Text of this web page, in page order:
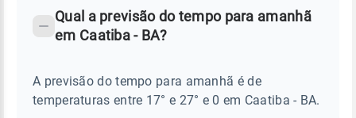
CAATIBA
Perguntas
sobre
chuva
Qual a previsão do tempo para amanhã
em Caatiba - BA?
A previsão do tempo para amanhã é de
temperaturas entre 17° e 27° e 0 em Caatiba - BA.